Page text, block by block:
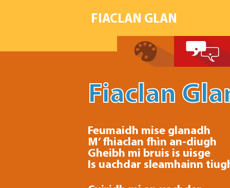
FIACLAN GLAN
Fiaclan
Feumaidh mise glanadh
M’ fhiaclan fhìn an-diugh
Gheibh mi bruis is uisge
Is uachdar sleamhainn